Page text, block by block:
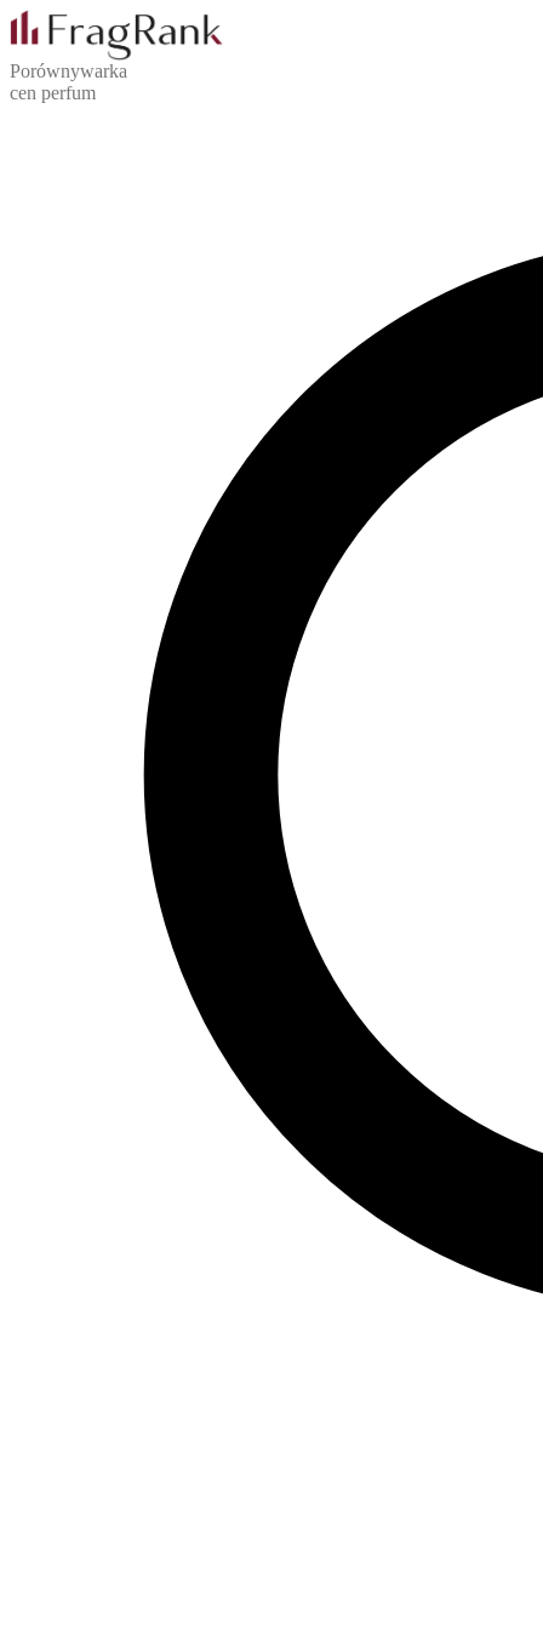
Porównywarka
cen perfum